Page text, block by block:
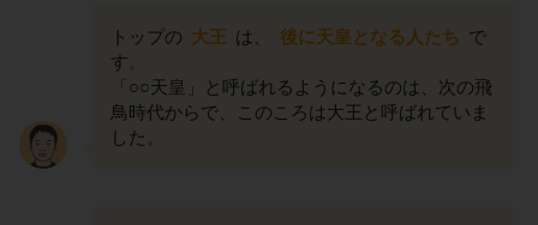
トップの 大王 は、 後に天皇となる人たち で
す。
「○○天皇」と呼ばれるようになるのは、次の飛
鳥時代からで、このころは大王と呼ばれていま
した。